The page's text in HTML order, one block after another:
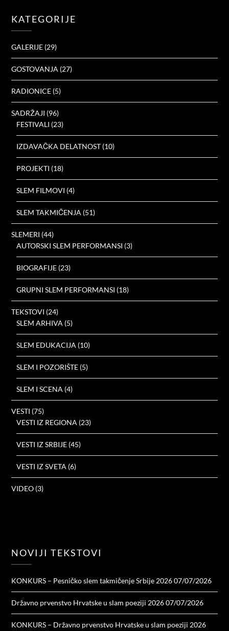
KATEGORIJE
GALERIJE (29)
GOSTOVANJA (27)
RADIONICE (5)
SADRŽAJI (96)
FESTIVALI (23)
IZDAVAČKA DELATNOST (10)
PROJEKTI (18)
SLEM FILMOVI (4)
SLEM TAKMIČENJA (51)
SLEMERI (44)
AUTORSKI SLEM PERFORMANSI (3)
BIOGRAFIJE (23)
GRUPNI SLEM PERFORMANSI (18)
TEKSTOVI (24)
SLEM ARHIVA (5)
SLEM EDUKACIJA (10)
SLEM I POZORIŠTE (5)
SLEM I SCENA (4)
VESTI (75)
VESTI IZ REGIONA (23)
VESTI IZ SRBIJE (45)
VESTI IZ SVETA (6)
VIDEO (3)
NOVIJI TEKSTOVI
KONKURS – Pesničko slem takmičenje Srbije 2026 07/07/2026
Državno prvenstvo Hrvatske u slam poeziji 2026 07/07/2026
KONKURS – Državno prvenstvo Hrvatske u slam poeziji 2026